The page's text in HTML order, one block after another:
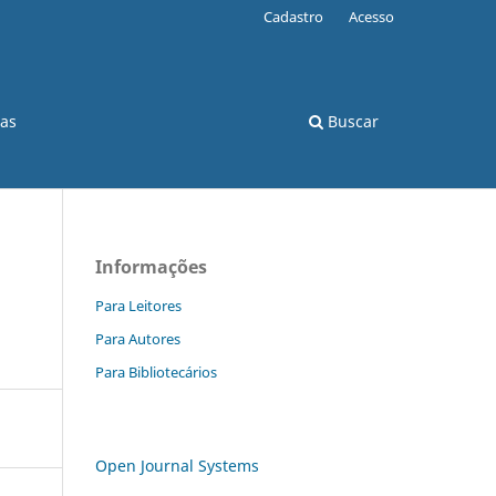
Buscar
Cadastro Acesso
Informações
Para Leitores
Para Autores
Para Bibliotecários
Open Journal Systems